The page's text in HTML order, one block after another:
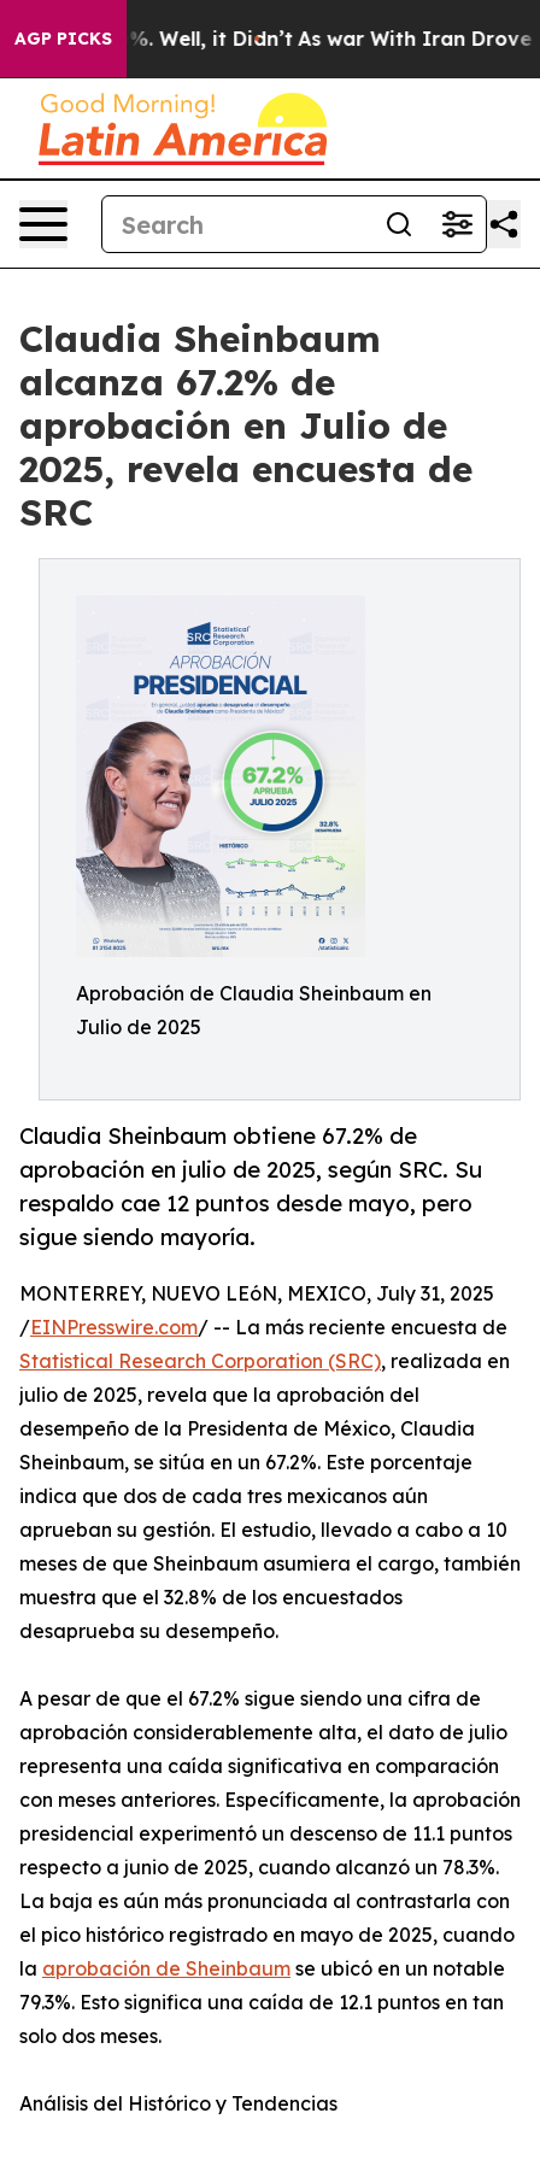
AGP PICKS
40%. Well, it Didn’t As war With Iran Drove oil
Claudia Sheinbaum
alcanza 67.2% de
aprobación en Julio de
2025, revela encuesta de
SRC
Aprobación de Claudia Sheinbaum en
Julio de 2025
Claudia Sheinbaum obtiene 67.2% de
aprobación en julio de 2025, según SRC. Su
respaldo cae 12 puntos desde mayo, pero
sigue siendo mayoría.
MONTERREY, NUEVO LEóN, MEXICO, July 31, 2025
/EINPresswire.com/ -- La más reciente encuesta de
Statistical Research Corporation (SRC), realizada en
julio de 2025, revela que la aprobación del
desempeño de la Presidenta de México, Claudia
Sheinbaum, se sitúa en un 67.2%. Este porcentaje
indica que dos de cada tres mexicanos aún
aprueban su gestión. El estudio, llevado a cabo a 10
meses de que Sheinbaum asumiera el cargo, también
muestra que el 32.8% de los encuestados
desaprueba su desempeño.
A pesar de que el 67.2% sigue siendo una cifra de
aprobación considerablemente alta, el dato de julio
representa una caída significativa en comparación
con meses anteriores. Específicamente, la aprobación
presidencial experimentó un descenso de 11.1 puntos
respecto a junio de 2025, cuando alcanzó un 78.3%.
La baja es aún más pronunciada al contrastarla con
el pico histórico registrado en mayo de 2025, cuando
la aprobación de Sheinbaum se ubicó en un notable
79.3%. Esto significa una caída de 12.1 puntos en tan
solo dos meses.
Análisis del Histórico y Tendencias